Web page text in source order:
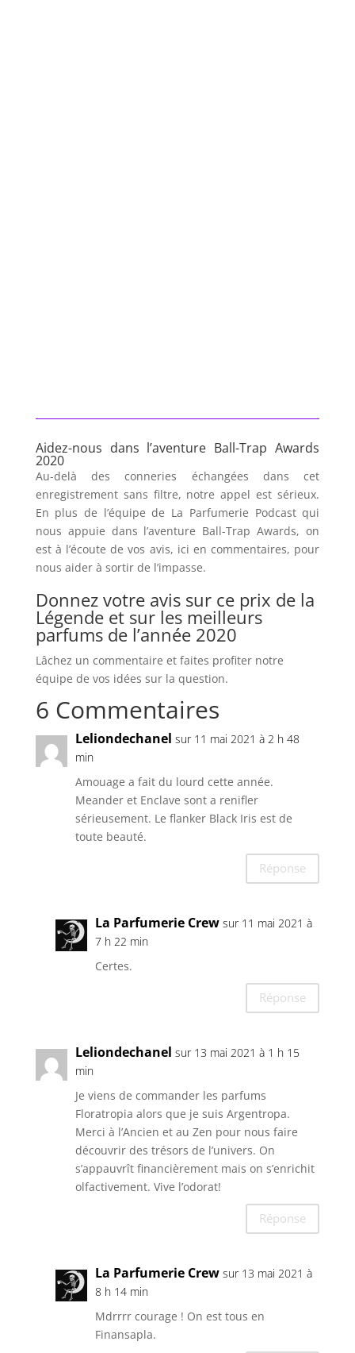
Aidez-nous dans l’aventure Ball-Trap Awards
2020
Au-delà des conneries échangées dans cet
enregistrement sans filtre, notre appel est sérieux.
En plus de l’équipe de La Parfumerie Podcast qui
nous appuie dans l’aventure Ball-Trap Awards, on
est à l’écoute de vos avis, ici en commentaires, pour
nous aider à sortir de l’impasse.
Donnez votre avis sur ce prix de la
Légende et sur les meilleurs
parfums de l’année 2020
Lâchez un commentaire et faites profiter notre
équipe de vos idées sur la question.
6 Commentaires
Leliondechanel sur 11 mai 2021 à 2 h 48
min
Amouage a fait du lourd cette année.
Meander et Enclave sont a renifler
sérieusement. Le flanker Black Iris est de
toute beauté.
Réponse
La Parfumerie Crew sur 11 mai 2021 à
7 h 22 min
Certes.
Réponse
Leliondechanel sur 13 mai 2021 à 1 h 15
min
Je viens de commander les parfums
Floratropia alors que je suis Argentropa.
Merci à l’Ancien et au Zen pour nous faire
découvrir des trésors de l’univers. On
s’appauvrît financièrement mais on s’enrichit
olfactivement. Vive l’odorat!
Réponse
La Parfumerie Crew sur 13 mai 2021 à
8 h 14 min
Mdrrrr courage ! On est tous en
Finansapla.